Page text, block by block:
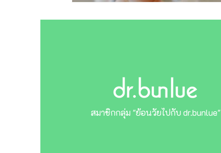
สมาชิกกลุ่ม "ย้อนวัยไปกับ dr.bunlue"